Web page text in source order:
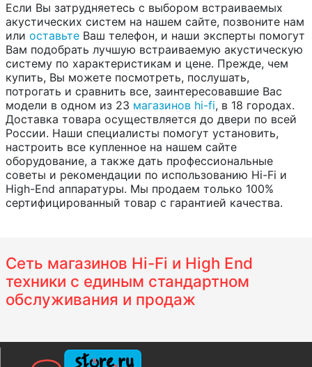
Если Вы затрудняетесь с выбором встраиваемых
акустических систем на нашем сайте, позвоните нам
или оставьте Ваш телефон, и наши эксперты помогут
Вам подобрать лучшую встраиваемую акустическую
систему по характеристикам и цене. Прежде, чем
купить, Вы можете посмотреть, послушать,
потрогать и сравнить все, заинтересовавшие Вас
модели в одном из 23 магазинов hi-fi, в 18 городах.
Доставка товара осуществляется до двери по всей
России. Наши специалисты помогут установить,
настроить все купленное на нашем сайте
оборудование, а также дать профессиональные
советы и рекомендации по использованию Hi-Fi и
High-End аппаратуры. Мы продаем только 100%
сертифицированный товар с гарантией качества.
Сеть магазинов Hi-Fi и High End
техники с единым стандартном
обслуживания и продаж